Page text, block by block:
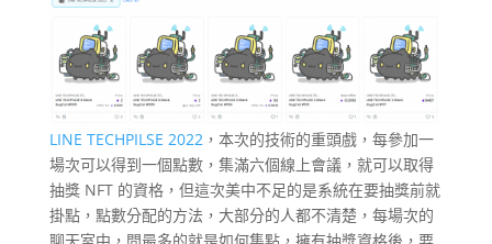
LINE TECHPILSE 2022，本次的技術的重頭戲，每參加一
場次可以得到一個點數，集滿六個線上會議，就可以取得
抽獎 NFT 的資格，但這次美中不足的是系統在要抽獎前就
掛點，點數分配的方法，大部分的人都不清楚，每場次的